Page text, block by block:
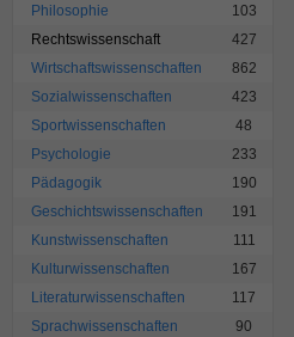
Philosophie
103
Rechtswissenschaft
427
Wirtschaftswissenschaften
862
Sozialwissenschaften
423
Sportwissenschaften
48
Psychologie
233
Pädagogik
190
Geschichtswissenschaften
191
Kunstwissenschaften
111
Kulturwissenschaften
167
Literaturwissenschaften
117
Sprachwissenschaften
90